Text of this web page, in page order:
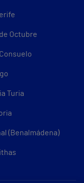
Octubre
Turia
(Benalmádena)